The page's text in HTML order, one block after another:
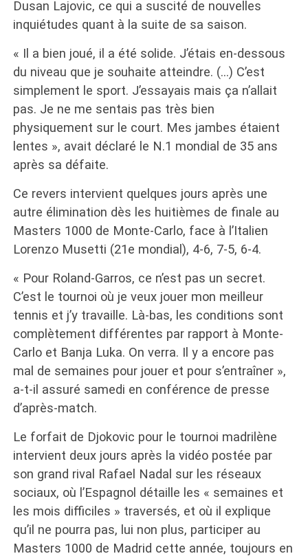
Dusan Lajovic, ce qui a suscité de nouvelles
inquiétudes quant à la suite de sa saison.
« Il a bien joué, il a été solide. J’étais en-dessous
du niveau que je souhaite atteindre. (…) C’est
simplement le sport. J’essayais mais ça n’allait
pas. Je ne me sentais pas très bien
physiquement sur le court. Mes jambes étaient
lentes », avait déclaré le N.1 mondial de 35 ans
après sa défaite.
Ce revers intervient quelques jours après une
autre élimination dès les huitièmes de finale au
Masters 1000 de Monte-Carlo, face à l’Italien
Lorenzo Musetti (21e mondial), 4-6, 7-5, 6-4.
« Pour Roland-Garros, ce n’est pas un secret.
C’est le tournoi où je veux jouer mon meilleur
tennis et j’y travaille. Là-bas, les conditions sont
complètement différentes par rapport à Monte-
Carlo et Banja Luka. On verra. Il y a encore pas
mal de semaines pour jouer et pour s’entraîner »,
a-t-il assuré samedi en conférence de presse
d’après-match.
Le forfait de Djokovic pour le tournoi madrilène
intervient deux jours après la vidéo postée par
son grand rival Rafael Nadal sur les réseaux
sociaux, où l’Espagnol détaille les « semaines et
les mois difficiles » traversés, et où il explique
qu’il ne pourra pas, lui non plus, participer au
Masters 1000 de Madrid cette année, toujours en